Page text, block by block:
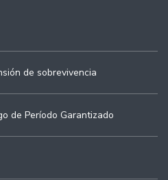
de sobrevivencia
de Período Garantizado